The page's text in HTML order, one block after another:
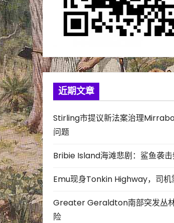
近期文章
Stirling市提议新法案治理
问题
Bribie Island海滩悲剧：鲨鱼袭
Emu现身Tonkin Highway，司机
Greater Geraldton南部突发丛
险